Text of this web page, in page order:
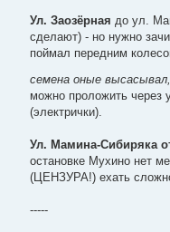
Ул. Заозёрная до ул.
сделают) - но нужно
поймал передним
семена оные
можно проложить через
(электрички).
Ул. Мамина-Сибиряка
остановке Мухино нет
(ЦЕНЗУРА!) ехать
-----